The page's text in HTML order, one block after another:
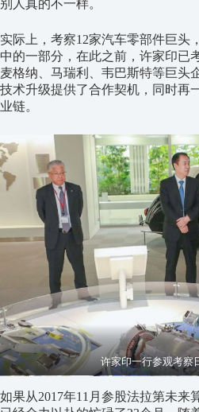
别人真的不一样。
实际上，考察12家汽车零部件巨头
中的一部分，在此之前，许家印已
麦格纳、马瑞利、韦巴斯特等巨头
技术升级提供了合作契机，同时再
业链。
许家印一行参观考察
如果从2017年11月参股法拉第未来